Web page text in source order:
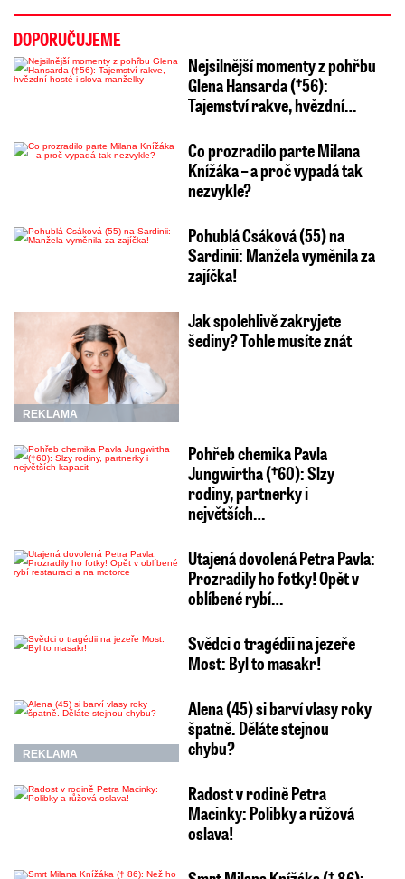
DOPORUČUJEME
Nejsilnější momenty z pohřbu
Glena Hansarda (†56):
Tajemství rakve, hvězdní…
Co prozradilo parte Milana
Knížáka – a proč vypadá tak
nezvykle?
Pohublá Csáková (55) na
Sardinii: Manžela vyměnila za
zajíčka!
REKLAMA
Jak spolehlivě zakryjete
šediny? Tohle musíte znát
Pohřeb chemika Pavla
Jungwirtha (†60): Slzy
rodiny, partnerky i
největších…
Utajená dovolená Petra Pavla:
Prozradily ho fotky! Opět v
oblíbené rybí…
Svědci o tragédii na jezeře
Most: Byl to masakr!
REKLAMA
Alena (45) si barví vlasy roky
špatně. Děláte stejnou
chybu?
Radost v rodině Petra
Macinky: Polibky a růžová
oslava!